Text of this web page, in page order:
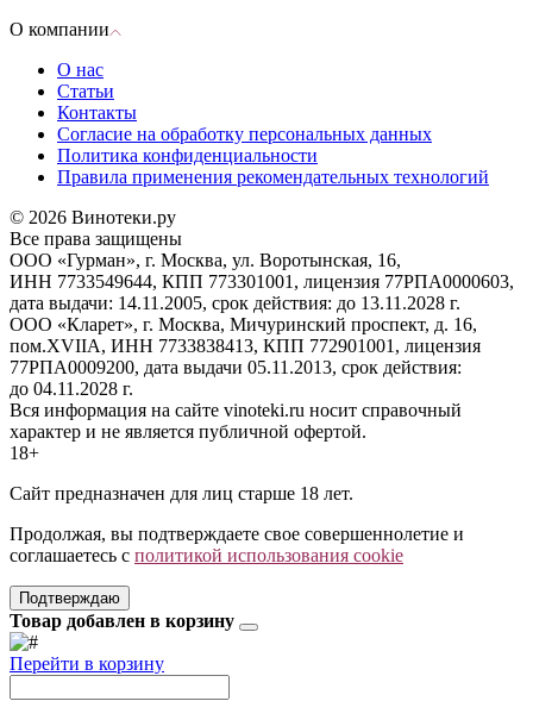
О компании
О нас
Статьи
Контакты
Согласие на обработку персональных данных
Политика конфиденциальности
Правила применения рекомендательных технологий
© 2026 Винотеки.ру
Все права защищены
ООО «Гурман», г. Москва, ул. Воротынская, 16,
ИНН 7733549644, КПП 773301001, лицензия 77РПА0000603,
дата выдачи: 14.11.2005, срок действия: до 13.11.2028 г.
ООО «Кларет», г. Москва, Мичуринский проспект, д. 16,
пом.XVIIA, ИНН 7733838413, КПП 772901001, лицензия
77РПА0009200, дата выдачи 05.11.2013, срок действия:
до 04.11.2028 г.
Вся информация на сайте vinoteki.ru носит справочный
характер и не является публичной офертой.
18+
Сайт предназначен для лиц старше 18 лет.
Продолжая, вы подтверждаете свое совершеннолетие и
соглашаетесь с политикой использования cookie
Подтверждаю
Товар добавлен в корзину
Перейти в корзину